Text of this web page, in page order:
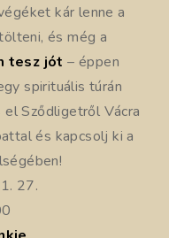
kár lenne a
és még a
tesz jót – éppen
spirituális túrán
el Sződligetről Vácra
és kapcsolj ki a
27.